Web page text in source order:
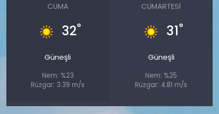
CUMA
32°
Güneşli
Nem: %23
Rüzgar: 3.39 m/s
CUMARTESI
31°
Güneşli
Nem: %25
Rüzgar: 4.81 m/s